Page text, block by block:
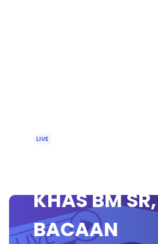
LIVE
KHAS BM SR,
BACAAN